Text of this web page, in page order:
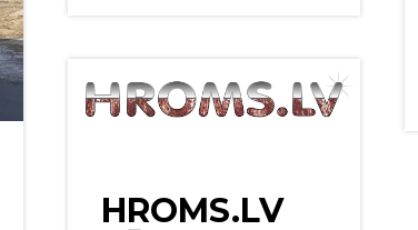
HROMS.LV